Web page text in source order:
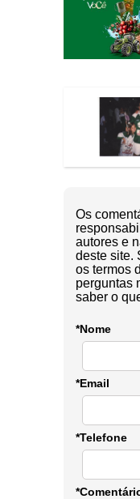
Os
autores e
deste site.
os termos
perguntas
saber o
*Nome
*Email
*Telefone